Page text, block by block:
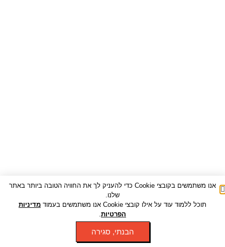
אנו משתמשים בקובצי Cookie כדי להעניק לך את החוויה הטובה ביותר באתר
שלנו.
תוכל ללמוד עוד על אילו קובצי Cookie אנו משתמשים בעמוד
מדיניות
הפרטיות.
הבנתי, סגירה